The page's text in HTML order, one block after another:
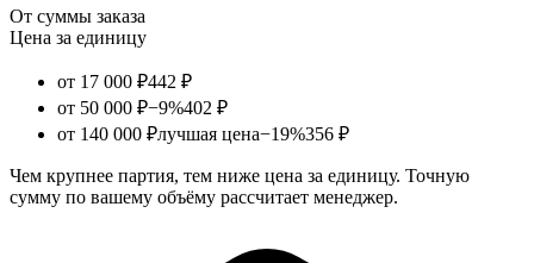
От суммы заказа
Цена за единицу
от 17 000 ₽442 ₽
от 50 000 ₽−9%402 ₽
от 140 000 ₽лучшая цена−19%356 ₽
Чем крупнее партия, тем ниже цена за единицу. Точную
сумму по вашему объёму рассчитает менеджер.